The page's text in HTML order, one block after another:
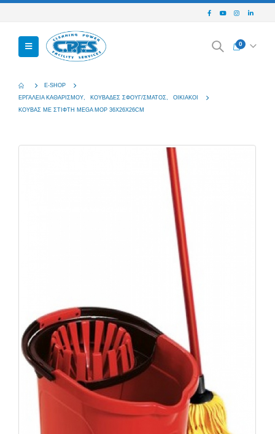
0
E-SHOP
ΕΡΓΑΛΕΊΑ ΚΑΘΑΡΙΣΜΟΎ
ΚΟΥΒΆΔΕΣ ΣΦΟΥΓ/ΣΜΑΤΟΣ
ΟΙΚΙΑΚΟΊ
ΚΟΥΒΑΣ ΜΕ ΣΤΙΦΤΗ MEGA MOP 36X26X26CM